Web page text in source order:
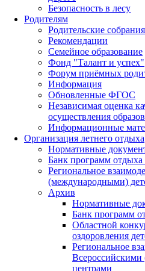
Безопасность в лесу
Родителям
Родительские собрания
Рекомендации
Семейное образование
Фонд "Талант и успех"
Форум приёмных
Информация
Обновленные ФГОС
Независимая оценка
осуществления
Информационные
Организация летнего отдыха
Нормативные
Банк программ отдыха
Региональное
(международными)
Архив
Нормативные
Банк программ
Областной
оздоровления
Региональное
центрами